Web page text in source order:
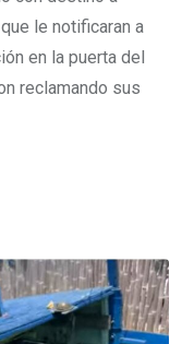
le notificaran a
en la puerta del
reclamando sus